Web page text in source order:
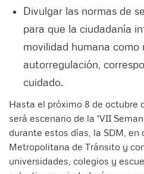
Divulgar las normas de
para que la ciudadanía
movilidad humana como
autorregulación,
cuidado.
Hasta el próximo 8 de octubre
será escenario de la 'VII
durante estos días, la SDM,
Metropolitana de Tránsito y
universidades, colegios y